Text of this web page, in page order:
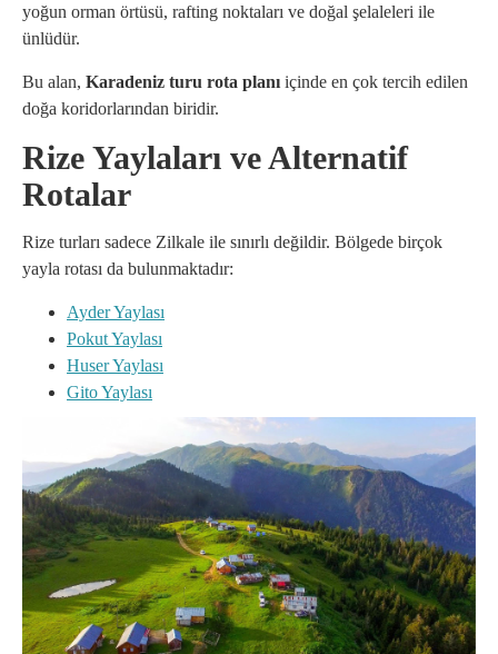
yoğun orman örtüsü, rafting noktaları ve doğal şelaleleri ile
ünlüdür.
Bu alan, Karadeniz turu rota planı içinde en çok tercih edilen
doğa koridorlarından biridir.
Rize Yaylaları ve Alternatif
Rotalar
Rize turları sadece Zilkale ile sınırlı değildir. Bölgede birçok
yayla rotası da bulunmaktadır:
Ayder Yaylası
Pokut Yaylası
Huser Yaylası
Gito Yaylası